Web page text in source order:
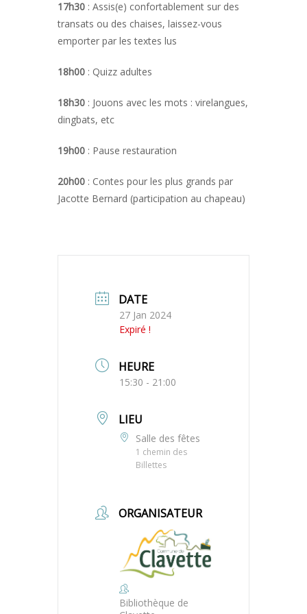
17h30 : Assis(e) confortablement sur des
transats ou des chaises, laissez-vous
emporter par les textes lus
18h00 : Quizz adultes
18h30 : Jouons avec les mots : virelangues,
dingbats, etc
19h00 : Pause restauration
20h00 : Contes pour les plus grands par
Jacotte Bernard (participation au chapeau)
DATE
27 Jan 2024
Expiré !
HEURE
15:30 - 21:00
LIEU
Salle des fêtes
1 chemin des
Billettes
ORGANISATEUR
Bibliothèque de